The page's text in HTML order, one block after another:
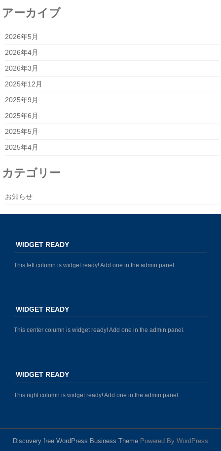
アーカイブ
2026年5月
2026年4月
2026年3月
2025年12月
2025年9月
2025年6月
2025年5月
2025年4月
カテゴリー
お知らせ
WIDGET READY
This left column is widget ready! Add one in the admin panel.
WIDGET READY
This center column is widget ready! Add one in the admin panel.
WIDGET READY
This right column is widget ready! Add one in the admin panel.
Discovery free WordPress Business Theme Powered By WordPress